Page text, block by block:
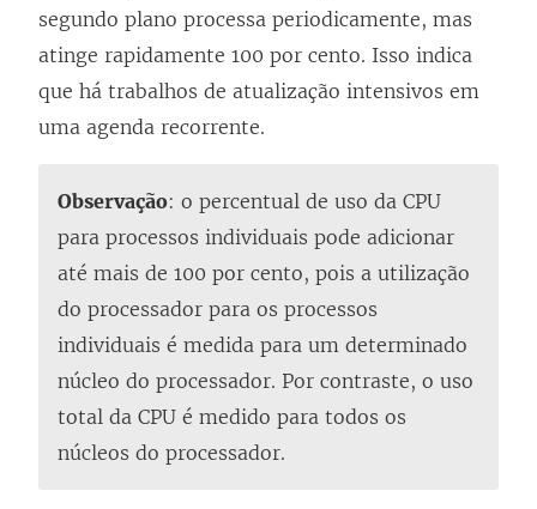
segundo plano processa periodicamente, mas
atinge rapidamente 100 por cento. Isso indica
que há trabalhos de atualização intensivos em
uma agenda recorrente.
Observação: o percentual de uso da CPU
para processos individuais pode adicionar
até mais de 100 por cento, pois a utilização
do processador para os processos
individuais é medida para um determinado
núcleo do processador. Por contraste, o uso
total da CPU é medido para todos os
núcleos do processador.